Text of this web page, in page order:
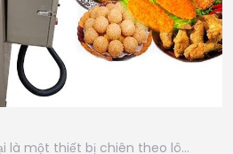
là một thiết bị chiên theo lô…